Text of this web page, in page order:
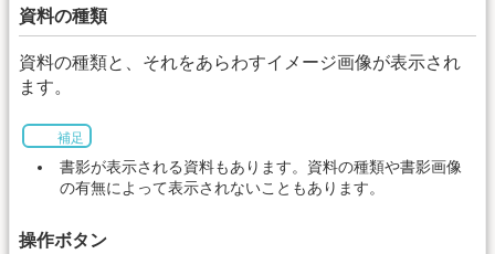
資料の種類
資料の種類と、それをあらわすイメージ画像が表示され
ます。
補足
書影が表示される資料もあります。資料の種類や書影画像
の有無によって表示されないこともあります。
操作ボタン